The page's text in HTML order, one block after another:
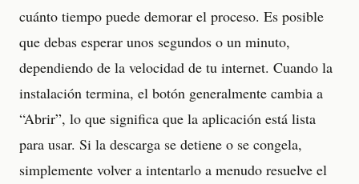
cuánto tiempo puede demorar el proceso. Es posible
que debas esperar unos segundos o un minuto,
dependiendo de la velocidad de tu internet. Cuando la
instalación termina, el botón generalmente cambia a
“Abrir”, lo que significa que la aplicación está lista
para usar. Si la descarga se detiene o se congela,
simplemente volver a intentarlo a menudo resuelve el